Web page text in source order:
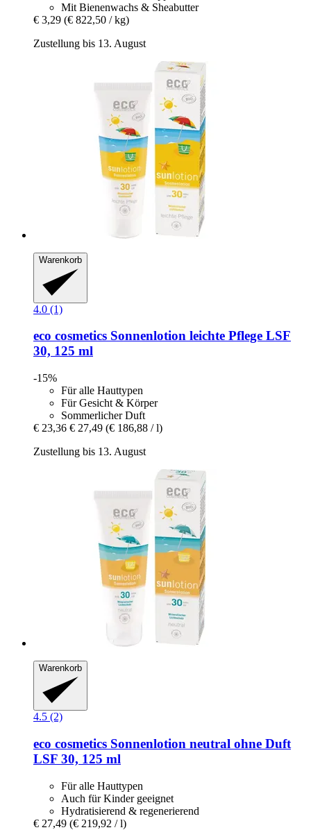
Mit Bienenwachs & Sheabutter
€ 3,29 (€ 822,50 / kg)
Zustellung bis 13. August
Warenkorb
4.0 (1)
eco cosmetics Sonnenlotion leichte Pflege LSF
30, 125 ml
-15%
Für alle Hauttypen
Für Gesicht & Körper
Sommerlicher Duft
€ 23,36 € 27,49 (€ 186,88 / l)
Zustellung bis 13. August
Warenkorb
4.5 (2)
eco cosmetics Sonnenlotion neutral ohne Duft
LSF 30, 125 ml
Für alle Hauttypen
Auch für Kinder geeignet
Hydratisierend & regenerierend
€ 27,49 (€ 219,92 / l)